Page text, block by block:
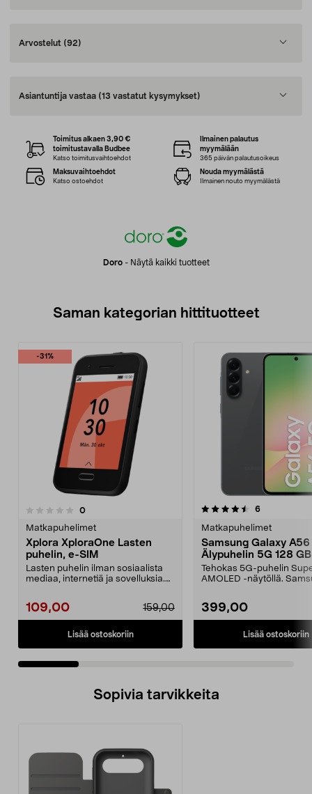
Arvostelut (92)
Asiantuntija vastaa (13 vastatut kysymykset)
Doro- Näytä kaikki tuotteet
Toimitus alkaen 3,90 €
toimitustavalla Budbee
Katso toimitusvaihtoehdot
Ilmainen palautus
myymälään
365 päivän palautusoikeus
Maksuvaihtoehdot
Katso ostoehdot
Nouda myymälästä
Ilmainen nouto myymälästä
Saman kategorian hittituotteet
-31%
0arvostelut
Matkapuhelimet
Xplora XploraOne Lasten
puhelin, e-SIM
Lasten puhelin ilman sosiaalista
mediaa, internetiä ja sovelluksia.
109,00 159,00
Lisää ostoskoriin
4.5 viidestä
6arvostelut
Matkapuhelimet
Samsung Galaxy A56
Älypuhelin 5G 128
Graphite
Tehokas 5G-puhelin
AMOLED -näytöllä.
399,00
Lisää ostoskoriin
4.0 viidestä
Sopivia tarvikkeita